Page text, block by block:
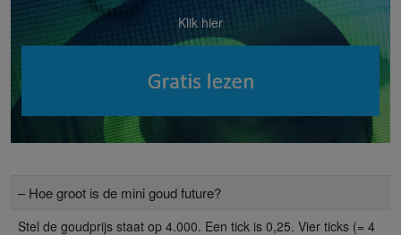
Klik hier
– Hoe groot is de mini goud future?
Stel de goudprijs staat op 4.000. Een tick is 0,25. Vier ticks (= 4